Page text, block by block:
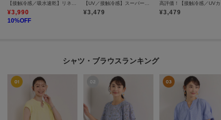
¥3,990
10%OFF
¥3,479 ¥3,479
シャツ・ブラウスランキング